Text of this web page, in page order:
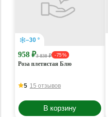
–30 °
958 ₽3 830 ₽ - 75 %
Роза плетистая Блю
5 15 отзывов
В корзину